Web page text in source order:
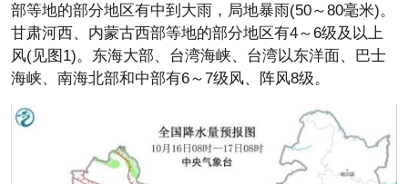
部等地的部分地区有中到大雨，局地暴雨(50～80毫米)。
甘肃河西、内蒙古西部等地的部分地区有4～6级及以上
风(见图1)。东海大部、台湾海峡、台湾以东洋面、巴士
海峡、南海北部和中部有6～7级风、阵风8级。